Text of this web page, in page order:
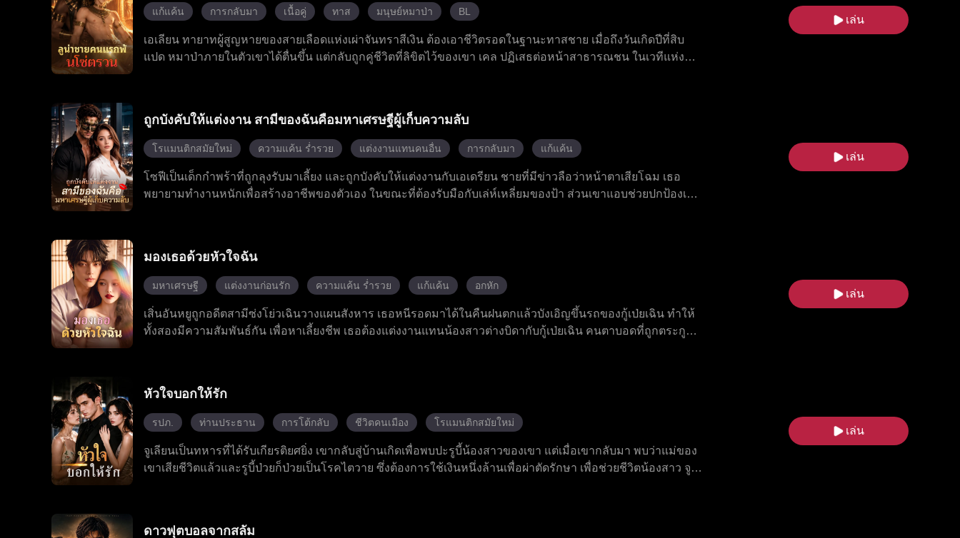
แก้แค้น การกลับมา เนื้อคู่ ทาส มนุษย์หมาป่า BL
เอเลียน ทายาทผู้สูญหายของสายเลือดแห่งเผ่าจันทราสีเงิน ต้องเอาชีวิตรอดในฐานะทาสชาย เมื่อถึงวันเกิดปีที่สิบ
แปด หมาป่าภายในตัวเขาได้ตื่นขึ้น แต่กลับถูกคู่ชีวิตที่ลิขิตไว้ของเขา เคล ปฏิเสธต่อหน้าสาธารณชน ในเวทีแห่ง
คอยอยู่เคียงข้าง เขาได้ทำลายกฎโบราณที่กำหนดว่ามีเพียงผู้หญิงเท่านั้นที่สามารถเป็นผู้นำหมาป่าได้ จากชีวิตทาส
สู่การเป็นราชา เอเลียนได้เปลี่ยนแปลงกฎเกณฑ์ของจักรวรรดิและครองตำแหน่งเคียงคู่กับเจ้าชายที่เขารัก
เล่น
ถูกบังคับให้แต่งงาน สามีของฉันคือมหาเศรษฐีผู้เก็บความลับ
โรแมนติกสมัยใหม่ ความแค้น ร่ำรวย แต่งงานแทนคนอื่น การกลับมา แก้แค้น
โซฟีเป็นเด็กกำพร้าที่ถูกลุงรับมาเลี้ยง และถูกบังคับให้แต่งงานกับเอเดรียน ชายที่มีข่าวลือว่าหน้าตาเสียโฉม เธอ
พยายามทำงานหนักเพื่อสร้างอาชีพของตัวเอง ในขณะที่ต้องรับมือกับเล่ห์เหลี่ยมของป้า ส่วนเขาแอบช่วยปกป้องเธอ
เล่น
มองเธอด้วยหัวใจฉัน
มหาเศรษฐี แต่งงานก่อนรัก ความแค้น ร่ำรวย แก้แค้น อกหัก
เสิ่นอันหยูถูกอดีตสามีซ่งโย่วเฉินวางแผนสังหาร เธอหนีรอดมาได้ในคืนฝนตกแล้วบังเอิญขึ้นรถของกู้เป่ยเฉิน ทำให้
ทั้งสองมีความสัมพันธ์กัน เพื่อหาเลี้ยงชีพ เธอต้องแต่งงานแทนน้องสาวต่างบิดากับกู้เป่ยเฉิน คนตาบอดที่ถูกตระกูลกู้
นอันหยูกับกู้เป่ยเฉินเปลี่ยนจากการใช้ประโยชน์ซึ่งกันและกันเป็นความรักแท้ และให้คำมั่นรักตลอดชีวิตในงาน
แต่งงานริมชายหาด
เล่น
หัวใจบอกให้รัก
รปภ. ท่านประธาน การโต้กลับ ชีวิตคนเมือง โรแมนติกสมัยใหม่
จูเลียนเป็นทหารที่ได้รับเกียรติยศยิ่ง เขากลับสู่บ้านเกิดเพื่อพบปะรูบี้น้องสาวของเขา แต่เมื่อเขากลับมา พบว่าแม่ของ
เขาเสียชีวิตแล้วและรูบี้ป่วยก็ป่วยเป็นโรคไตวาย ซึ่งต้องการใช้เงินหนึ่งล้านเพื่อผ่าตัดรักษา เพื่อช่วยชีวิตน้องสาว จู
เล่น
ดาวฟุตบอลจากสลัม